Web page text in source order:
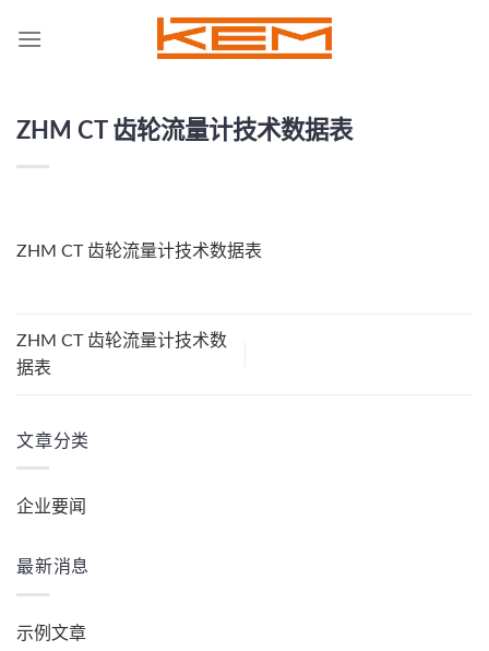
ZHM CT 齿轮流量计技术数据表
ZHM CT 齿轮流量计技术数据表
ZHM CT 齿轮流量计技术数
据表
文章分类
企业要闻
最新消息
示例文章